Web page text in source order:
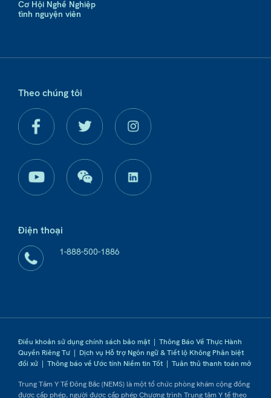
Cơ Hội Nghề Nghiệp
tình nguyện viên
Theo chúng tôi
Điện thoại
1-888-500-1886
Điều khoản sử dụng chính sách bảo mật | Thông Báo Về Thực Hành
Quyền Riêng Tư | Dịch vụ Hỗ trợ Ngôn ngữ & Tiết lộ Không Phân biệt
đối xử | Thông báo về Ước tính Niềm tin Tốt | Tuân thủ thanh toán mở
Trung Tâm Y Tế Đông Bắc (NEMS) là một tổ chức phòng khám cộng đồng
được cấp phép, người được cấp phép Chương trình Trung tâm Y tế theo